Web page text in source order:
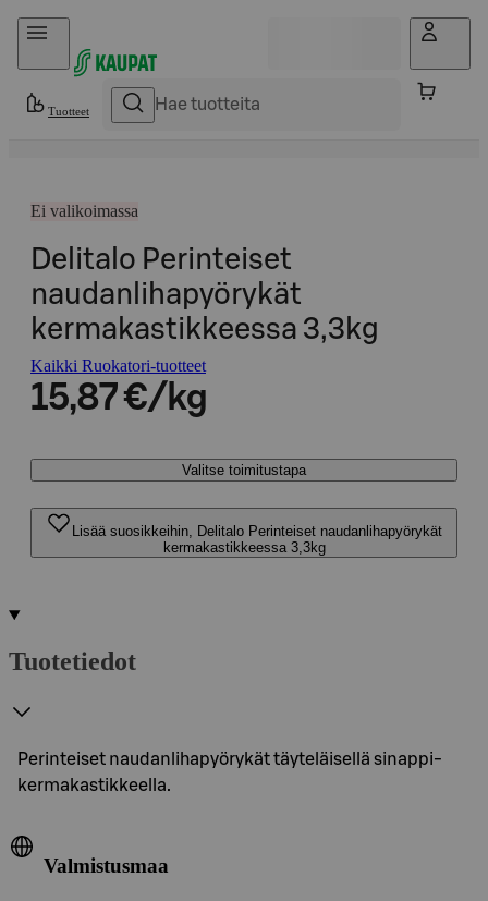
Hyppää sisältöön
Tuotteet
Ei valikoimassa
Delitalo Perinteiset
naudanlihapyörykät
kermakastikkeessa 3,3kg
Kaikki Ruokatori-tuotteet
15,87 €/kg
Valitse toimitustapa
Lisää suosikkeihin, Delitalo Perinteiset naudanlihapyörykät
kermakastikkeessa 3,3kg
Tuotetiedot
Perinteiset naudanlihapyörykät täyteläisellä sinappi-
kermakastikkeella.
Valmistusmaa